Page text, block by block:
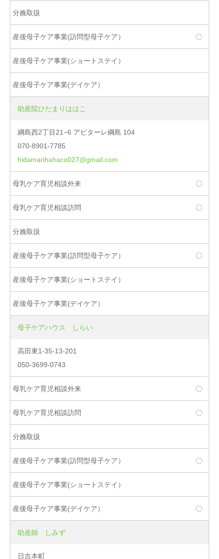
〇
助産院ひだまりははこ
綱島西2丁目21−6 アビターレ綱島 104
070-8901-7785
hidamarihahaco027@gmail.com
〇
〇
〇
母子ケアハウス しらい
高田東1-35-13-201
050-3699-0743
〇
〇
〇
〇
助産師 しみず
日吉本町